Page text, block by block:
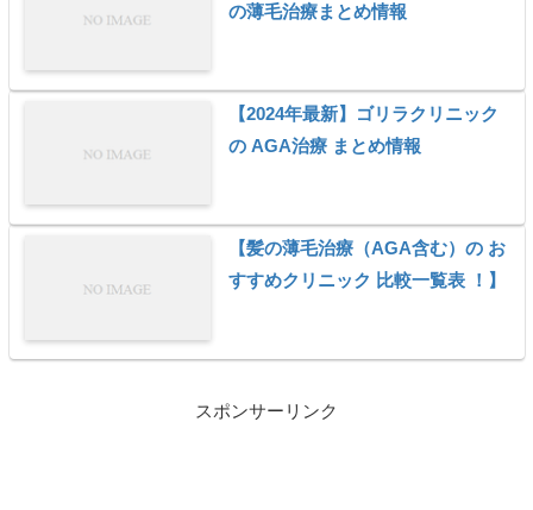
の薄毛治療まとめ情報
【2024年最新】ゴリラクリニック
の AGA治療 まとめ情報
【髪の薄毛治療（AGA含む）の お
すすめクリニック 比較一覧表 ！】
スポンサーリンク